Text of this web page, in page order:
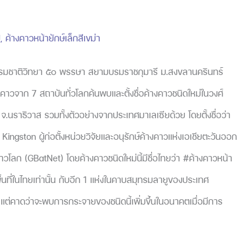
ค้างคาวหน้ายักษ์เล็กสีเขม่า
าติวิทยา ๕๐ พรรษา สยามบรมราชกุมารี ม.สงขลานครินทร์
จาก 7 สถาบันทั่วโลกค้นพบและตั้งชื่อค้างคาวชนิดใหม่ในวงศ์
ราธิวาส รวมทั้งตัวอย่างจากประเทศมาเลเซียด้วย โดยตั้งชื่อว่า
ผู้ก่อตั้งหน่วยวิจัยและอนุรักษ์ค้างคาวแห่งเอเชียตะวันออก
โลก (GBatNet) โดยค้างคาวชนิดใหม่นี้มีชื่อไทยว่า #ค้างคาวหน้า
นไทยเท่านั้น กับอีก 1 แห่งในคาบสมุทรมลายูของประเทศ
ต่คาดว่าจะพบการกระจายของชนิดนี้เพิ่มขึ้นในอนาคตเมื่อมีการ